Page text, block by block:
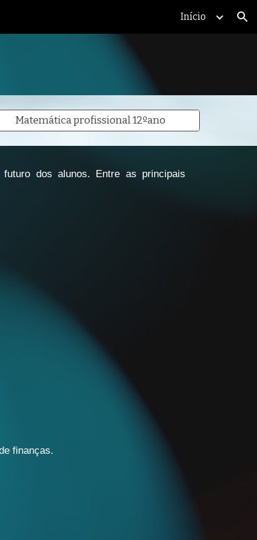
Início
Matemática profissional 12ºano
dos alunos. Entre as principais
finanças.